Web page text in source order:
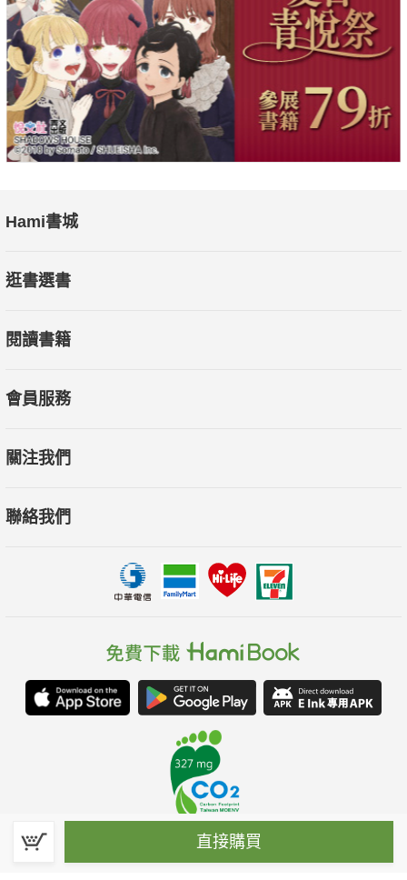
直接購買
Hami書城
逛書選書
閱讀書籍
會員服務
關注我們
聯絡我們